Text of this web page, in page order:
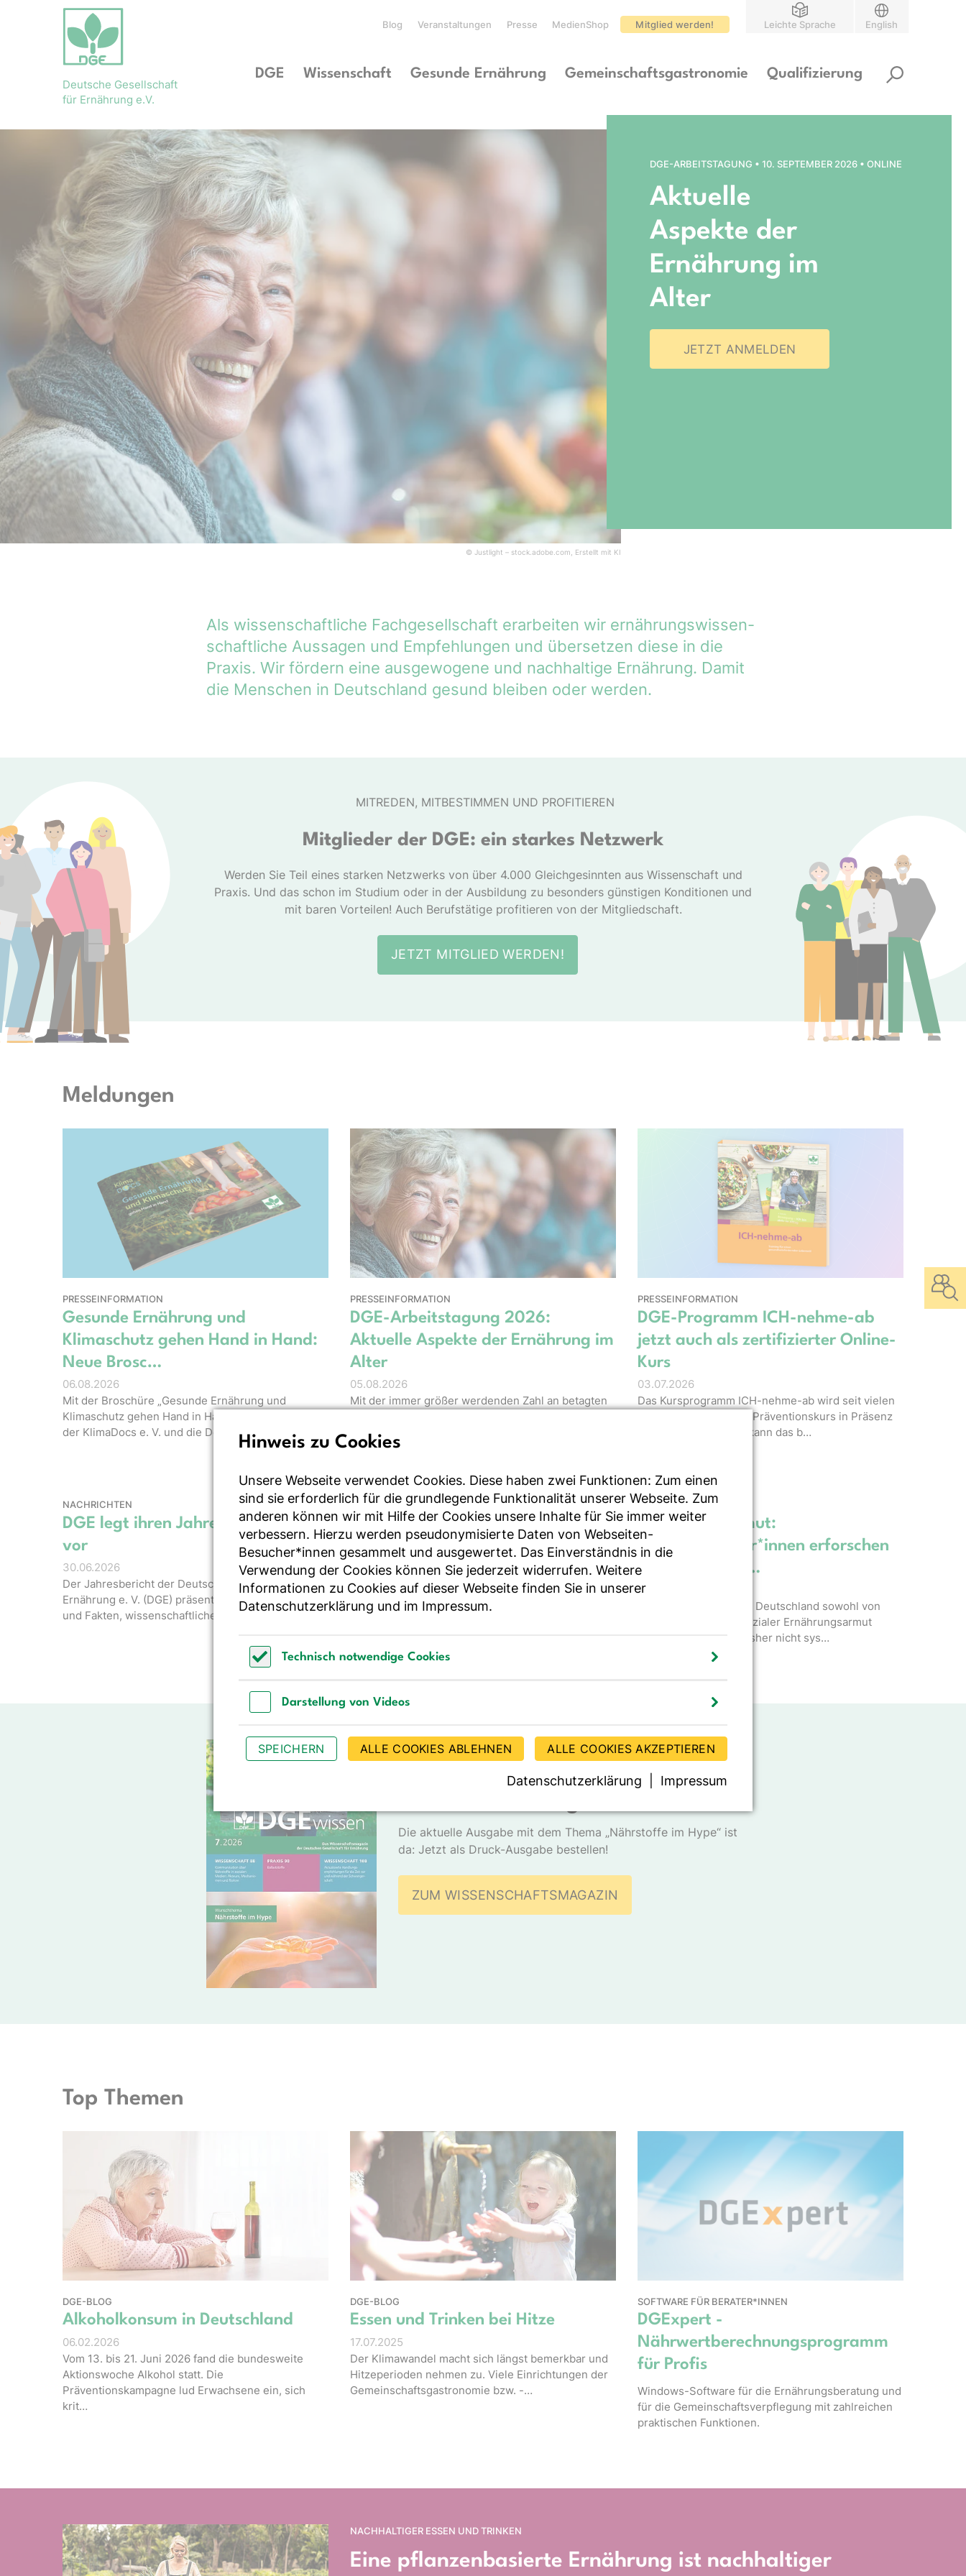
Deutsche Gesellschaft
für Ernährung e.V.
Blog Veranstaltungen Presse MedienShop Mitglied werden! Leichte Sprache English
DGE Wissenschaft Gesunde Ernährung Gemeinschaftsgastronomie Qualifizierung
Startseite
Bühnenslider überspringen
© Justlight – stock.adobe.com, Erstellt mit KI
DGE-ARBEITSTAGUNG • 10. SEPTEMBER 2026 • ONLINE
Aktuelle
Aspekte der
Ernährung im
Alter
JETZT ANMELDEN
Als wissenschaftliche Fachgesellschaft erarbeiten wir er­nähr­ungs­wis­sen­
schaft­liche Aussagen und Empfehlungen und übersetzen diese in die
Praxis. Wir fördern eine ausgewogene und nachhaltige Ernährung. Damit
die Menschen in Deutschland gesund bleiben oder werden.
MITREDEN, MITBESTIMMEN UND PROFITIEREN
Mitglieder der DGE: ein starkes Netzwerk
Werden Sie Teil eines starken Netzwerks von über 4.000 Gleichgesinnten aus Wissenschaft und
Praxis. Und das schon im Studium oder in der Ausbildung zu besonders günstigen Konditionen und
mit baren Vorteilen! Auch Berufstätige profitieren von der Mitgliedschaft.
JETZT MITGLIED WERDEN!
Meldungen
PRESSEINFORMATION
Gesunde Ernährung und
Klimaschutz gehen Hand in Hand:
Neue Brosc…
06.08.2026
Mit der Broschüre „Gesunde Ernährung und
Klimaschutz gehen Hand in Hand“ veröffentlichen
der KlimaDocs e. V. und die Deutsche Ge…
PRESSEINFORMATION
DGE-Arbeitstagung 2026:
Aktuelle Aspekte der Ernährung im
Alter
05.08.2026
Mit der immer größer werdenden Zahl an betagten
sich die Frage, wie Gesundheit, …
PRESSEINFORMATION
DGE-Programm ICH-nehme-ab
jetzt auch als zertifizierter Online-
Kurs
03.07.2026
Das Kursprogramm ICH-nehme-ab wird seit vielen
Jahren erfolgreich als Präventionskurs in Präsenz
angeboten. Ab sofort kann das b…
NACHRICHTEN
DGE legt ihren Jahresbericht 2025
vor
30.06.2026
Der Jahresbericht der Deutschen Gesellschaft für
Ernährung e. V. (DGE) präsentiert aktuelle Zahlen
und Fakten, wissenschaftliche…
PRESSEINFORMATION
Methodenpapier zur Optimierung
von Ernährungsempfehlungen
30.06.2026
Gesundheit und Umwelt gehen Hand in Hand. Das
im Food & Nutrition Research veröffentlichte neue
Methodenpapier „Investigations o…
BLOG
Ernährungsarmut:
Wissenschaftler*innen erforschen
soziale Aspekt…
25.06.2026
Wie viele Menschen in Deutschland sowohl von
materieller als auch sozialer Ernährungsarmut
betroffen sind, wird bisher nicht sys…
DGE - MEDIEN
DGEwissen – Das
Die aktuelle Ausgabe mit dem Thema „Nährstoffe im Hype“ ist
da: Jetzt als Druck-Ausgabe bestellen!
ZUM WISSENSCHAFTSMAGAZIN
Top Themen
DGE-BLOG
Alkoholkonsum in Deutschland
06.02.2026
Vom 13. bis 21. Juni 2026 fand die bundesweite
Aktionswoche Alkohol statt. Die
Präventionskampagne lud Erwachsene ein, sich
krit…
DGE-BLOG
Essen und Trinken bei Hitze
17.07.2025
Der Klimawandel macht sich längst bemerkbar und
Hitzeperioden nehmen zu. Viele Einrichtungen der
Gemeinschaftsgastronomie bzw. -…
SOFTWARE FÜR BERATER*INNEN
DGExpert -
Nährwertberechnungsprogramm
für Profis
Windows-Software für die Ernährungsberatung und
für die Gemeinschaftsverpflegung mit zahlreichen
praktischen Funktionen.
NACHHALTIGER ESSEN UND TRINKEN
Eine pflanzenbasierte Ernährung ist nachhaltiger
Hinweis zu Cookies
Unsere Webseite verwendet Cookies. Diese haben zwei Funktionen: Zum einen
sind sie erforderlich für die grundlegende Funktionalität unserer Webseite. Zum
anderen können wir mit Hilfe der Cookies unsere Inhalte für Sie immer weiter
verbessern. Hierzu werden pseudonymisierte Daten von Webseiten-
Besucher*innen gesammelt und ausgewertet. Das Einverständnis in die
Verwendung der Cookies können Sie jederzeit widerrufen. Weitere
Informationen zu Cookies auf dieser Webseite finden Sie in unserer
Datenschutzerklärung und im Impressum.
Technisch notwendige Cookies
Darstellung von Videos
SPEICHERN
ALLE COOKIES ABLEHNEN ALLE COOKIES AKZEPTIEREN
Datenschutzerklärung Impressum